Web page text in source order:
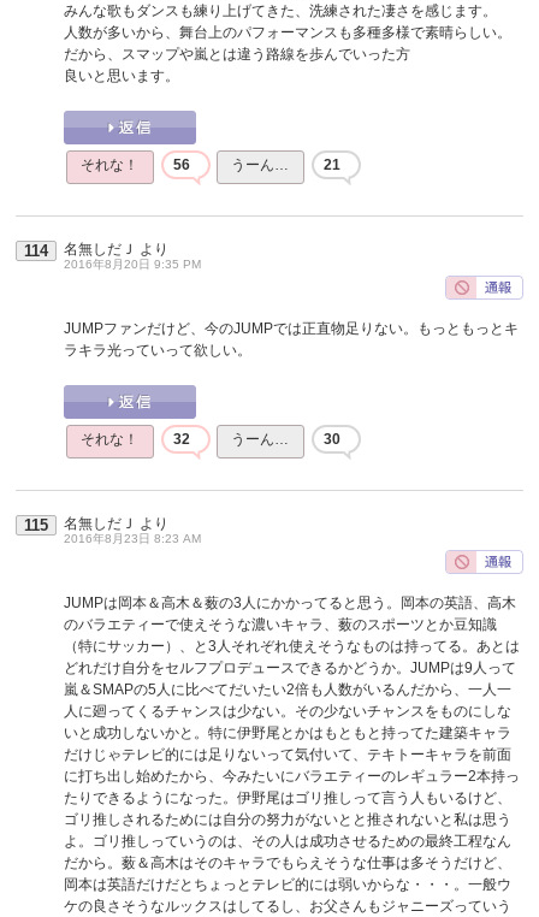
みんな歌もダンスも練り上げてきた、洗練された凄さを感じます。
人数が多いから、舞台上のパフォーマンスも多種多様で素晴らしい。
だから、スマップや嵐とは違う路線を歩んでいった方
良いと思います。
それな！ 56 うーん… 21
114 名無しだＪ より
2016年8月20日 9:35 PM
JUMPファンだけど、今のJUMPでは正直物足りない。もっともっとキ
ラキラ光っていって欲しい。
それな！ 32 うーん… 30
115 名無しだＪ より
2016年8月23日 8:23 AM
JUMPは岡本＆高木＆薮の3人にかかってると思う。岡本の英語、高木
のバラエティーで使えそうな濃いキャラ、薮のスポーツとか豆知識
（特にサッカー）、と3人それぞれ使えそうなものは持ってる。あとは
どれだけ自分をセルフプロデュースできるかどうか。JUMPは9人って
嵐＆SMAPの5人に比べてだいたい2倍も人数がいるんだから、一人一
人に廻ってくるチャンスは少ない。その少ないチャンスをものにしな
いと成功しないかと。特に伊野尾とかはもともと持ってた建築キャラ
だけじゃテレビ的には足りないって気付いて、テキトーキャラを前面
に打ち出し始めたから、今みたいにバラエティーのレギュラー2本持っ
たりできるようになった。伊野尾はゴリ推しって言う人もいるけど、
ゴリ推しされるためには自分の努力がないとと推されないと私は思う
よ。ゴリ推しっていうのは、その人は成功させるための最終工程なん
だから。薮＆高木はそのキャラでもらえそうな仕事は多そうだけど、
岡本は英語だけだとちょっとテレビ的には弱いからな・・・。一般ウ
ケの良さそうなルックスはしてるし、お父さんもジャニーズっていう